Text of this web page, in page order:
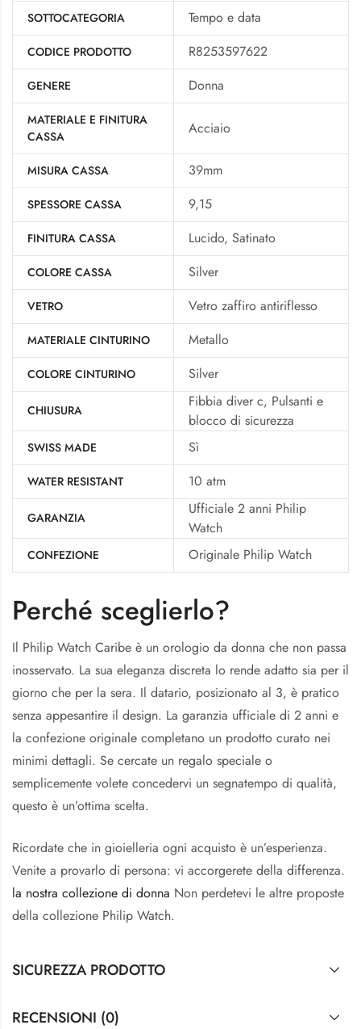
SOTTOCATEGORIA Tempo e data
CODICE PRODOTTO R8253597622
GENERE Donna
MATERIALE E FINITURA
CASSA
Acciaio
MISURA CASSA 39mm
SPESSORE CASSA 9,15
FINITURA CASSA Lucido, Satinato
COLORE CASSA Silver
VETRO Vetro zaffiro antiriflesso
MATERIALE CINTURINO Metallo
COLORE CINTURINO Silver
CHIUSURA
Fibbia diver c, Pulsanti e
blocco di sicurezza
SWISS MADE Sì
WATER RESISTANT 10 atm
GARANZIA
Ufficiale 2 anni Philip
Watch
CONFEZIONE Originale Philip Watch
Perché sceglierlo?
Il Philip Watch Caribe è un orologio da donna che non passa
inosservato. La sua eleganza discreta lo rende adatto sia per il
giorno che per la sera. Il datario, posizionato al 3, è pratico
senza appesantire il design. La garanzia ufficiale di 2 anni e
la confezione originale completano un prodotto curato nei
minimi dettagli. Se cercate un regalo speciale o
semplicemente volete concedervi un segnatempo di qualità,
questo è un’ottima scelta.
Ricordate che in gioielleria ogni acquisto è un’esperienza.
Venite a provarlo di persona: vi accorgerete della differenza.
la nostra collezione di donna Non perdetevi le altre proposte
della collezione Philip Watch.
SICUREZZA PRODOTTO
RECENSIONI (0)